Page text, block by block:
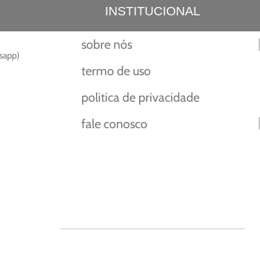
INSTITUCIONAL
sobre nós
termo de uso
politica de privacidade
fale conosco